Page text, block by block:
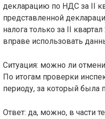
декларацию по НДС за II
представленной
налога только за II
вправе использовать
Ситуация: можно ли
По итогам проверки
периоду, за который была
Ответ: да, можно, в части